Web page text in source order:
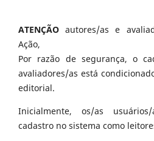
ATENÇÃO autores/as e
Ação,
Por razão de segurança, o
avaliadores/as está
editorial.
Inicialmente, os/as
cadastro no sistema como